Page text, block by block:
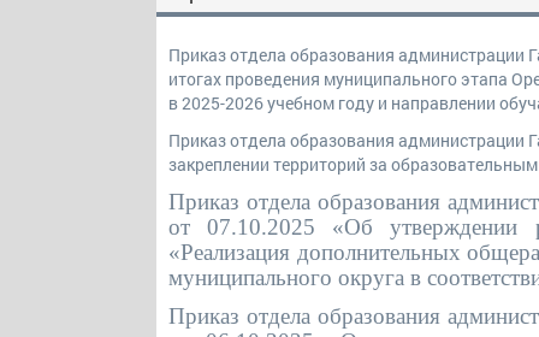
Приказ отдела образования администрации
итогах проведения муниципального этапа
в 2025-2026 учебном году и направлении
Приказ отдела образования администрации
закреплении территорий за
Приказ отдела образования
от 07.10.2025 «Об утверждении
«Реализация дополнительных
муниципального округа в
Приказ отдела образования